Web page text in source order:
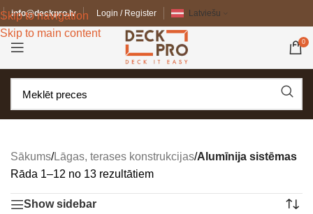
Skip to navigation
Skip to main content
info@deckpro.lv Login / Register Latviešu
0
Sākums/Lāgas, terases konstrukcijas/Alumīnija sistēmas
Rāda 1–12 no 13 rezultātiem
Show sidebar